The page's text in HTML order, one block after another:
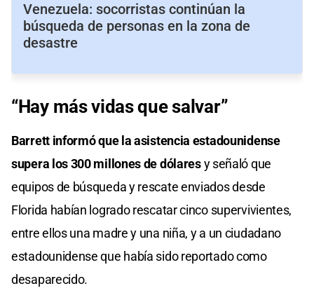
Venezuela: socorristas continúan la
búsqueda de personas en la zona de
desastre
“Hay más vidas que salvar”
Barrett informó que la asistencia estadounidense
supera los 300 millones de dólaresy señaló que
equipos de búsqueda y rescate enviados desde
Florida habían logrado rescatar cinco supervivientes,
entre ellos una madre y una niña, y a un ciudadano
estadounidense que había sido reportado como
desaparecido.